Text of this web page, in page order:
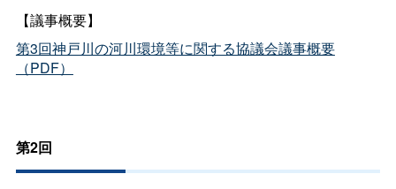
【議事概要】
第3回神戸川の河川環境等に関する協議会議事概要
（PDF）
第2回